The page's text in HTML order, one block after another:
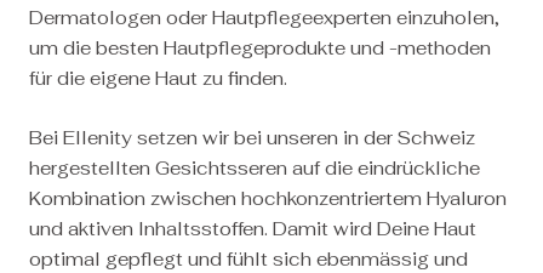
Dermatologen oder Hautpflegeexperten einzuholen,
um die besten Hautpflegeprodukte und -methoden
für die eigene Haut zu finden.
Bei Ellenity setzen wir bei unseren in der Schweiz
hergestellten Gesichtsseren auf die eindrückliche
Kombination zwischen hochkonzentriertem Hyaluron
und aktiven Inhaltsstoffen. Damit wird Deine Haut
optimal gepflegt und fühlt sich ebenmässig und